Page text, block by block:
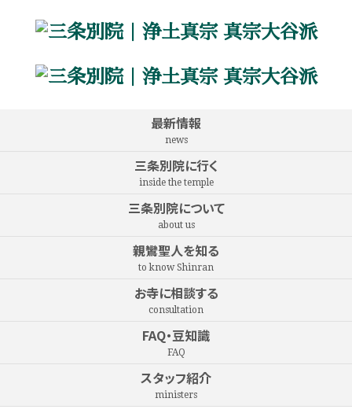
最新情報
news
三条別院に行く
inside the temple
三条別院について
about us
親鸞聖人を知る
to know Shinran
お寺に相談する
consultation
FAQ・豆知識
FAQ
スタッフ紹介
ministers